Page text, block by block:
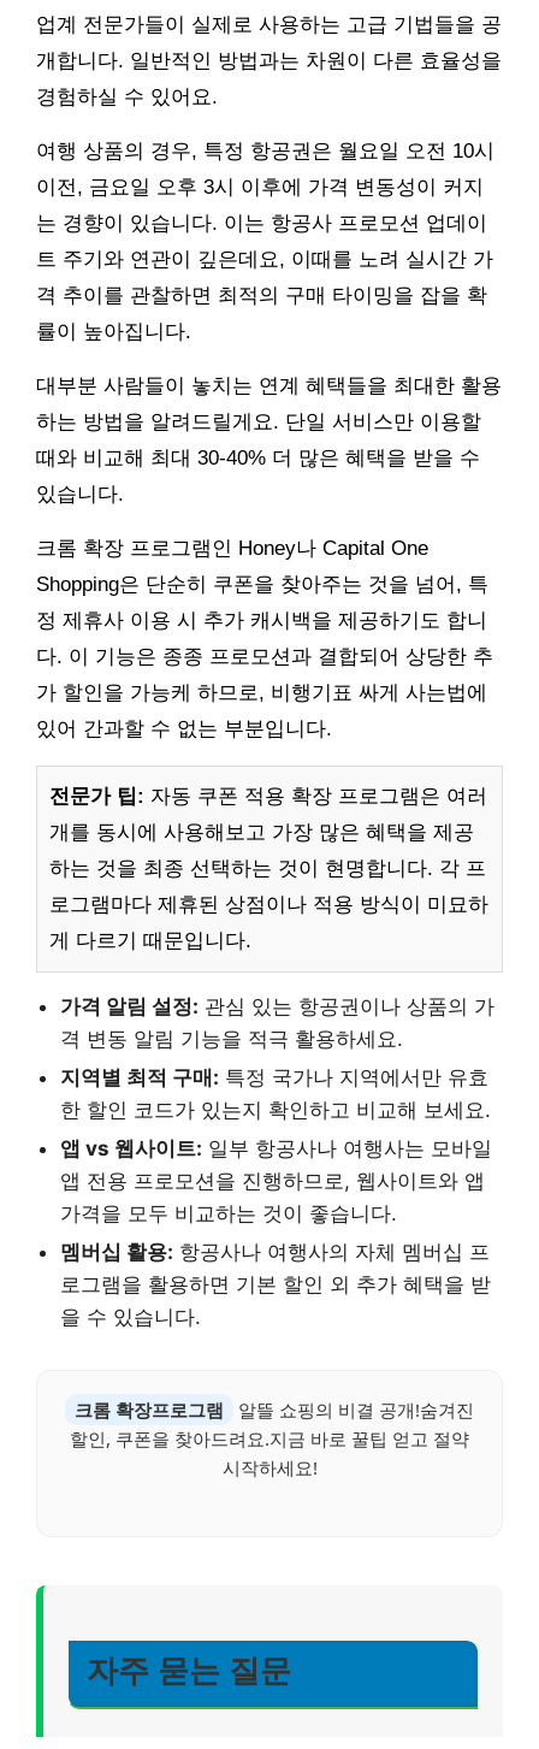
업계 전문가들이 실제로 사용하는 고급 기법들을 공
개합니다. 일반적인 방법과는 차원이 다른 효율성을
경험하실 수 있어요.
여행 상품의 경우, 특정 항공권은 월요일 오전 10시
이전, 금요일 오후 3시 이후에 가격 변동성이 커지
는 경향이 있습니다. 이는 항공사 프로모션 업데이
트 주기와 연관이 깊은데요, 이때를 노려 실시간 가
격 추이를 관찰하면 최적의 구매 타이밍을 잡을 확
률이 높아집니다.
대부분 사람들이 놓치는 연계 혜택들을 최대한 활용
하는 방법을 알려드릴게요. 단일 서비스만 이용할
때와 비교해 최대 30-40% 더 많은 혜택을 받을 수
있습니다.
크롬 확장 프로그램인 Honey나 Capital One
Shopping은 단순히 쿠폰을 찾아주는 것을 넘어, 특
정 제휴사 이용 시 추가 캐시백을 제공하기도 합니
다. 이 기능은 종종 프로모션과 결합되어 상당한 추
가 할인을 가능케 하므로, 비행기표 싸게 사는법에
있어 간과할 수 없는 부분입니다.
전문가 팁: 자동 쿠폰 적용 확장 프로그램은 여러
개를 동시에 사용해보고 가장 많은 혜택을 제공
하는 것을 최종 선택하는 것이 현명합니다. 각 프
로그램마다 제휴된 상점이나 적용 방식이 미묘하
게 다르기 때문입니다.
가격 알림 설정: 관심 있는 항공권이나 상품의 가
격 변동 알림 기능을 적극 활용하세요.
지역별 최적 구매: 특정 국가나 지역에서만 유효
한 할인 코드가 있는지 확인하고 비교해 보세요.
앱 vs 웹사이트: 일부 항공사나 여행사는 모바일
앱 전용 프로모션을 진행하므로, 웹사이트와 앱
가격을 모두 비교하는 것이 좋습니다.
멤버십 활용: 항공사나 여행사의 자체 멤버십 프
로그램을 활용하면 기본 할인 외 추가 혜택을 받
을 수 있습니다.
크롬 확장프로그램
알뜰 쇼핑의 비결 공개!숨겨진
할인, 쿠폰을 찾아드려요.지금 바로 꿀팁 얻고 절약
시작하세요!
자주 묻는 질문